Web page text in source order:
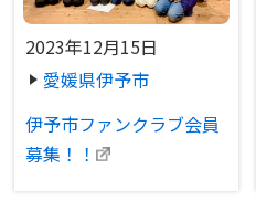
2023年12月15日
愛媛県伊予市
伊予市ファンクラブ会員
募集！！